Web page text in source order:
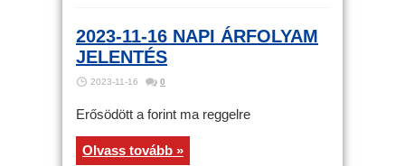
2023-11-16 NAPI ÁRFOLYAM
JELENTÉS
2023-11-16 0
Erősödött a forint ma reggelre
Olvass tovább »